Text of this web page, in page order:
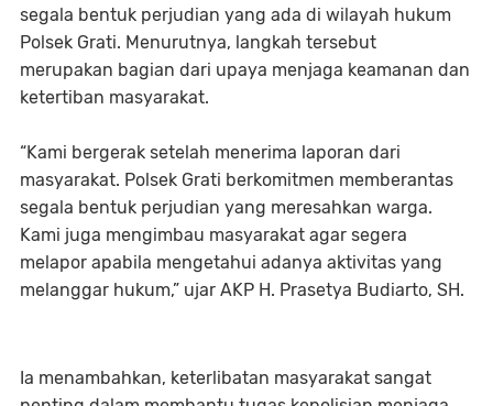
segala bentuk perjudian yang ada di wilayah hukum
Polsek Grati. Menurutnya, langkah tersebut
merupakan bagian dari upaya menjaga keamanan dan
ketertiban masyarakat.
“Kami bergerak setelah menerima laporan dari
masyarakat. Polsek Grati berkomitmen memberantas
segala bentuk perjudian yang meresahkan warga.
Kami juga mengimbau masyarakat agar segera
melapor apabila mengetahui adanya aktivitas yang
melanggar hukum,” ujar AKP H. Prasetya Budiarto, SH.
Ia menambahkan, keterlibatan masyarakat sangat